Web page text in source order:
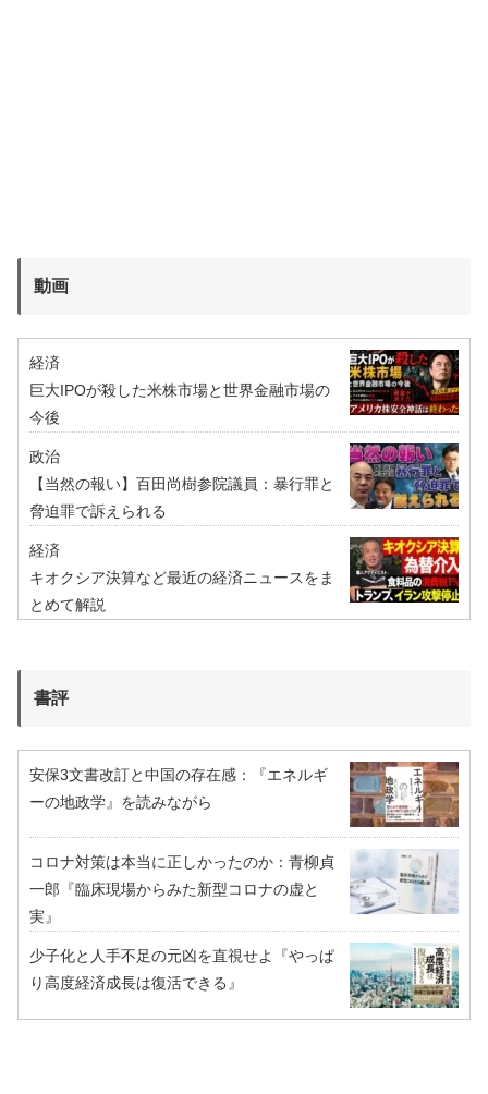
動画
経済
巨大IPOが殺した米株市場と世界金融市場の
今後
政治
【当然の報い】百田尚樹参院議員：暴行罪と
脅迫罪で訴えられる
経済
キオクシア決算など最近の経済ニュースをま
とめて解説
書評
安保3文書改訂と中国の存在感：『エネルギ
ーの地政学』を読みながら
コロナ対策は本当に正しかったのか：青柳貞
一郎『臨床現場からみた新型コロナの虚と
実』
少子化と人手不足の元凶を直視せよ『やっぱ
り高度経済成長は復活できる』